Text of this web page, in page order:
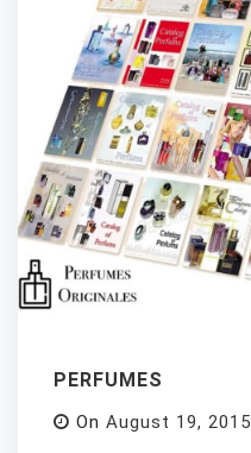
PERFUMES
On August 19, 2015